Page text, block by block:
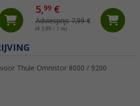
5,99€
Adviesprijs 7,99 €
(€ 5,99 / 1 m)
Thule Omnistor 8000 / 9200